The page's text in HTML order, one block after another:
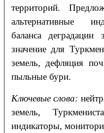
территорий.
альтернативные
баланса
значение для
земель, дефляция
пыльные бури.
Ключевые слова:
земель,
индикаторы,